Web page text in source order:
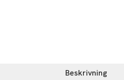
Beskrivning